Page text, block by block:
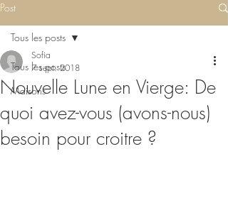
Post
Tous les posts
Maisons
Tous les posts
Nouvelle Lune en Vierge: De
quoi avez-vous (avons-nous)
besoin pour croitre ?
Sofia
7 sept. 2018